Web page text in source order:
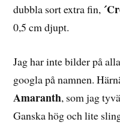
dubbla sort extra fin,
0,5 cm djupt.
Jag har inte bilder på
googla på namnen.
Amaranth, som jag
Ganska hög och lite